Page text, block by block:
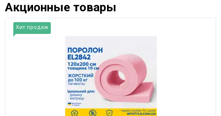
Акционные товары
Хит продаж